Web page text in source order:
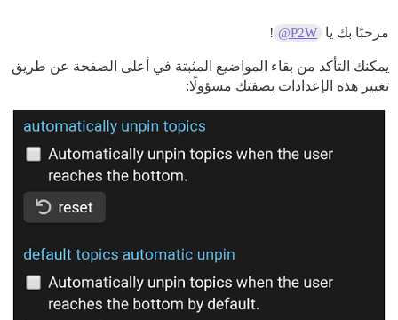
مرحبًا بك يا @P2W
!
يمكنك التأكد من بقاء المواضيع المثبتة في أعلى الصفحة عن طريق
تغيير هذه الإعدادات بصفتك مسؤولًا: